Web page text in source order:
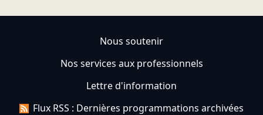
Nous soutenir
Nos services aux professionnels
Lettre d'information
Flux RSS : Dernières programmations archivées